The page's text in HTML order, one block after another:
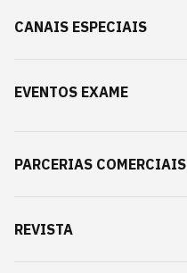
CANAIS ESPECIAIS
EVENTOS EXAME
PARCERIAS COMERCIAIS
REVISTA